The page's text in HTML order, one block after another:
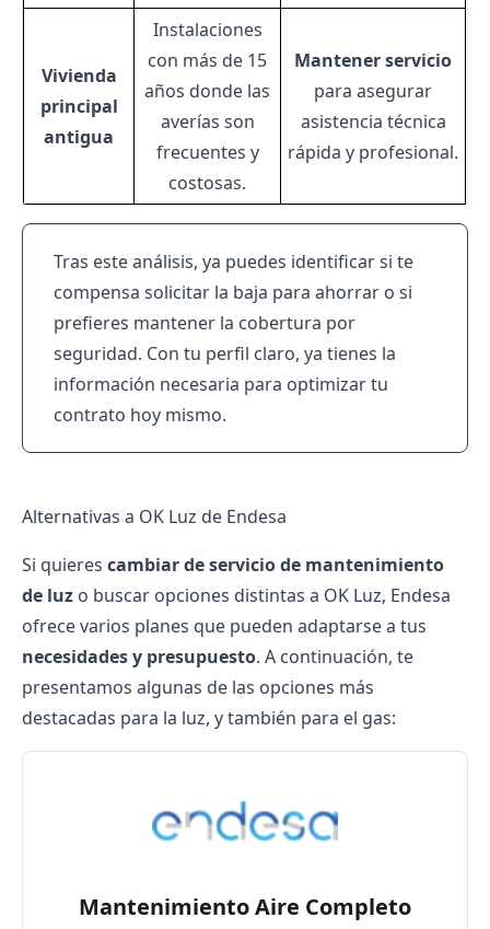
Vivienda
principal
antigua
Instalaciones
con más de 15
años donde las
averías son
frecuentes y
costosas.
Mantener servicio
para asegurar
asistencia técnica
rápida y profesional.
Tras este análisis, ya puedes identificar si te
compensa solicitar la baja para ahorrar o si
prefieres mantener la cobertura por
seguridad. Con tu perfil claro, ya tienes la
información necesaria para optimizar tu
contrato hoy mismo.
Alternativas a OK Luz de Endesa
Si quieres cambiar de servicio de mantenimiento
de luz o buscar opciones distintas a OK Luz, Endesa
ofrece varios planes que pueden adaptarse a tus
necesidades y presupuesto. A continuación, te
presentamos algunas de las opciones más
destacadas para la luz, y también para el gas:
Mantenimiento Aire Completo